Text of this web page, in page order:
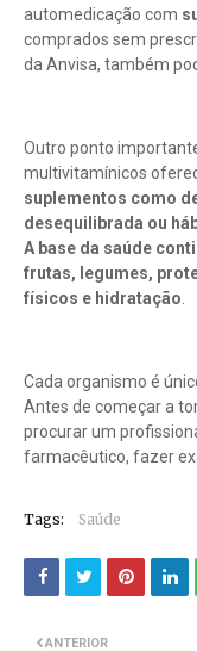
automedicação com
comprados sem
da Anvisa, também
Outro ponto
multivitamínicos
suplementos como
desequilibrada ou
A base da saúde
frutas, legumes,
físicos e hidratação
Cada organismo é
Antes de começar a
procurar um
farmacêutico, fazer
Tags: Saúde
ANTERIOR